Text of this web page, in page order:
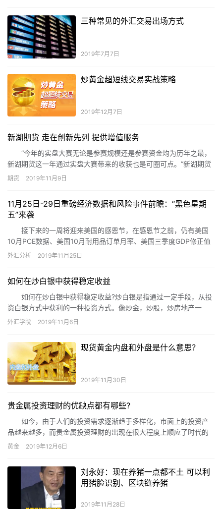
三种常见的外汇交易出场方式
2019年7月7日
炒黄金超短线交易实战策略
2019年12月7日
新湖期货 走在创新先列 提供增值服务
“今年的实盘大赛无论是参赛规模还是参赛资金均为历年之最，
新湖期货这一年通过实盘大赛带来的收获也是可圈可点。”新湖期货
相关负责人告诉记者，新湖期货连续八年作为实盘大赛指定交易
期货 2019年11月9日
11月25日-29日重磅经济数据和风险事件前瞻：“黑色星期
五”来袭
接下来的一周将迎来美国的感恩节，在感恩节之前，仍有美国
10月PCE数据、美国10月耐用品订单月率、美国三季度GDP修正值
等重要数据，投资者需要重点关注；对于国际贸易局势也需要予以
外汇分析 2019年11月25日
如何在炒白银中获得稳定收益
如何在炒白银中获得稳定收益?炒白银是指通过一定手段，从投
资白银方式中获利的一种投资方式。像炒金，炒股，炒房地产一
样。银价创年度新高白银避险保值渐成投资界新宠。
外汇学院 2019年11月6日
现货黄金内盘和外盘是什么意思？
2019年11月30日
贵金属投资理财的优缺点都有哪些?
如今，由于人们的投资需求逐渐趋于多样化，市面上的投资产
品越来越多，而贵金属投资理财的出现在很大程度上顺应了时代的
发展，为投资者提供了更多的选择。那么，贵金属投资理财的优缺
黄金 2019年12月6日
刘永好：现在养猪一点都不土 可以利
用猪脸识别、区块链养猪
2019年11月28日